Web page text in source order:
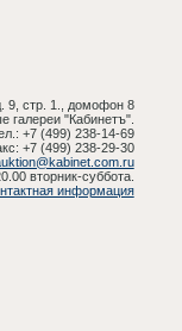
9, стр. 1., домофон 8
галереи "Кабинетъ".
+7 (499) 238-14-69
+7 (499) 238-29-30
вторник-суббота.
информация